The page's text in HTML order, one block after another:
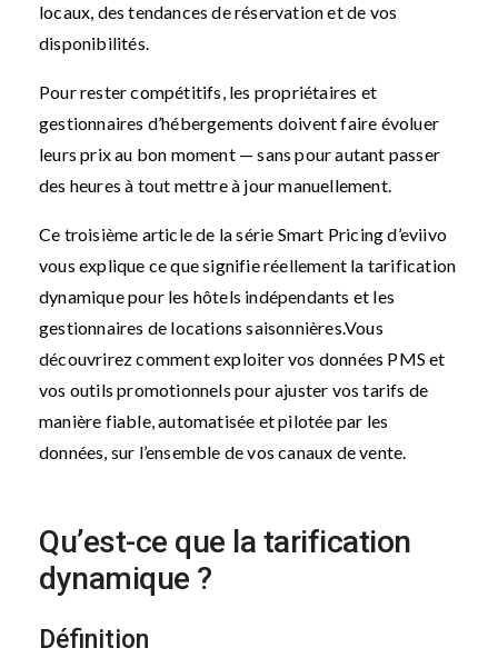
locaux, des tendances de réservation et de vos
disponibilités.
Pour rester compétitifs, les propriétaires et
gestionnaires d’hébergements doivent faire évoluer
leurs prix au bon moment — sans pour autant passer
des heures à tout mettre à jour manuellement.
Ce troisième article de la série Smart Pricing d’eviivo
vous explique ce que signifie réellement la tarification
dynamique pour les hôtels indépendants et les
gestionnaires de locations saisonnières.Vous
découvrirez comment exploiter vos données PMS et
vos outils promotionnels pour ajuster vos tarifs de
manière fiable, automatisée et pilotée par les
données, sur l’ensemble de vos canaux de vente.
Qu’est-ce que la tarification
dynamique ?
Définition